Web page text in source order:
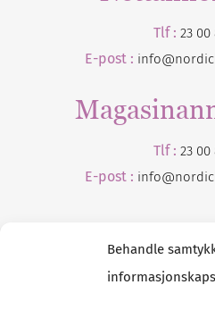
Behandle
Tlf : 23 00
E-post :
Tlf : 23 00
E-post : info@